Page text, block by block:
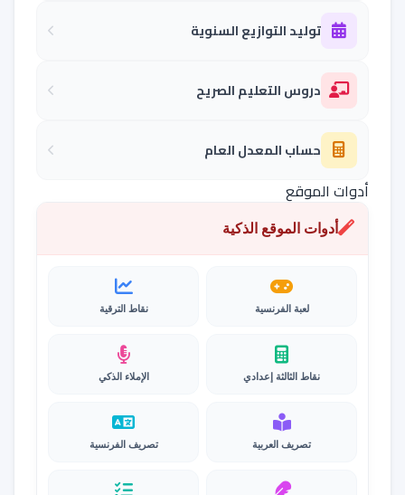
توليد التوازيع السنوية
دروس التعليم الصريح
حساب المعدل العام
أدوات الموقع
أدوات الموقع الذكية
لعبة الفرنسية نقاط الترقية
نقاط الثالثة إعدادي الإملاء الذكي
تصريف العربية تصريف الفرنسية